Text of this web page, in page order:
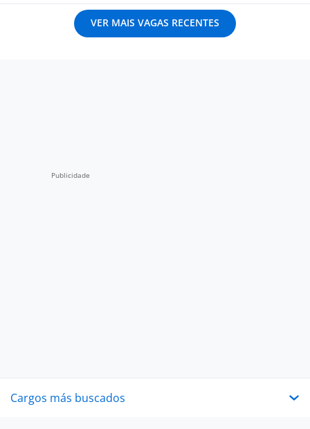
VER MAIS VAGAS RECENTES
Cargos más buscados